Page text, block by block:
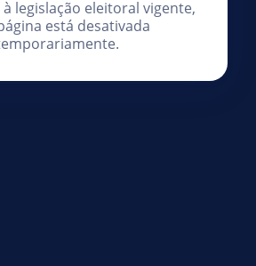
legislação eleitoral vigente,
está desativada